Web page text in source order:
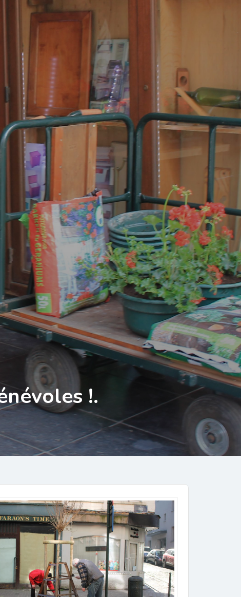
!.